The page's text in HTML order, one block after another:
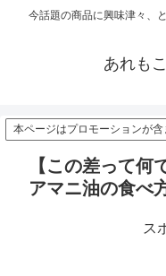
今話題の商品に興味津々、
あれも
本ページはプロモーションが
【この差って何
アマニ油の食べ
ス